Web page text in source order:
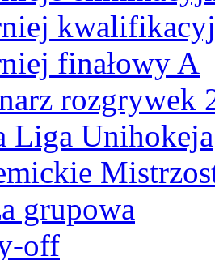
finałowy A
rozgrywek
Liga Unihokeja
grupowa
off